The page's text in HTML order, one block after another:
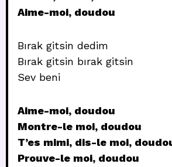
Aime-moi, doudou
Bırak gitsin dedim
Bırak gitsin bırak gitsin
Sev beni
Aime-moi, doudou
Montre-le moi, doudou
T’es mimi, dis-le moi,
Prouve-le moi, doudou